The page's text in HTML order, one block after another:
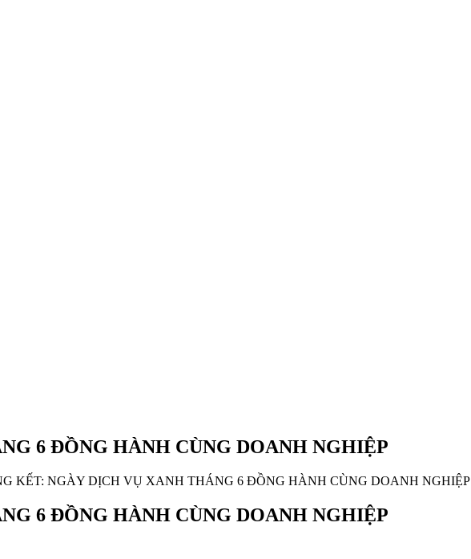
6 ĐỒNG HÀNH CÙNG DOANH NGHIỆP
KẾT: NGÀY DỊCH VỤ XANH THÁNG 6 ĐỒNG HÀNH CÙNG DOANH NGHIỆP
6 ĐỒNG HÀNH CÙNG DOANH NGHIỆP